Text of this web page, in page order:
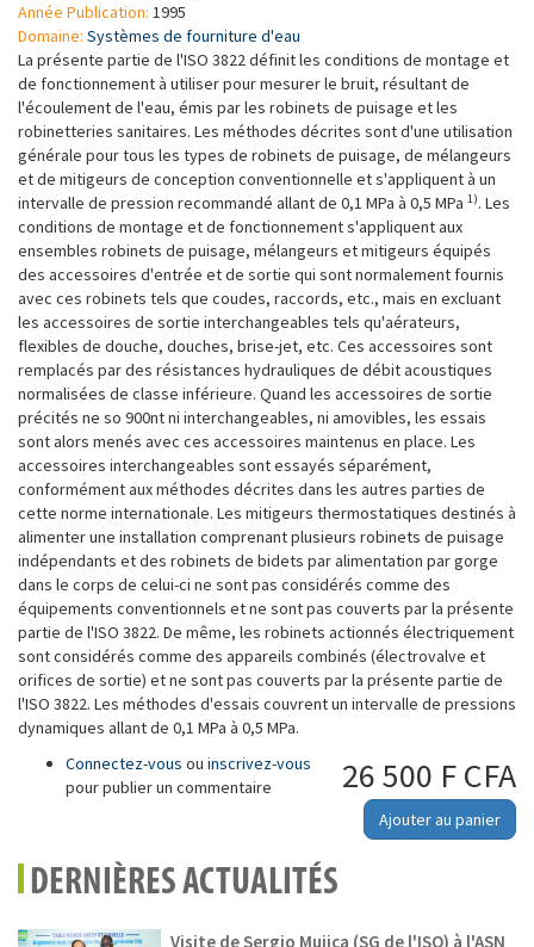
Année Publication: 1995
Domaine: Systèmes de fourniture d'eau
La présente partie de l'ISO 3822 définit les conditions de montage et
de fonctionnement à utiliser pour mesurer le bruit, résultant de
l'écoulement de l'eau, émis par les robinets de puisage et les
robinetteries sanitaires. Les méthodes décrites sont d'une utilisation
générale pour tous les types de robinets de puisage, de mélangeurs
et de mitigeurs de conception conventionnelle et s'appliquent à un
intervalle de pression recommandé allant de 0,1 MPa à 0,5 MPa 1). Les
conditions de montage et de fonctionnement s'appliquent aux
ensembles robinets de puisage, mélangeurs et mitigeurs équipés
des accessoires d'entrée et de sortie qui sont normalement fournis
avec ces robinets tels que coudes, raccords, etc., mais en excluant
les accessoires de sortie interchangeables tels qu'aérateurs,
flexibles de douche, douches, brise-jet, etc. Ces accessoires sont
remplacés par des résistances hydrauliques de débit acoustiques
normalisées de classe inférieure. Quand les accessoires de sortie
précités ne so 900nt ni interchangeables, ni amovibles, les essais
sont alors menés avec ces accessoires maintenus en place. Les
accessoires interchangeables sont essayés séparément,
conformément aux méthodes décrites dans les autres parties de
cette norme internationale. Les mitigeurs thermostatiques destinés à
alimenter une installation comprenant plusieurs robinets de puisage
indépendants et des robinets de bidets par alimentation par gorge
dans le corps de celui-ci ne sont pas considérés comme des
équipements conventionnels et ne sont pas couverts par la présente
partie de l'ISO 3822. De même, les robinets actionnés électriquement
sont considérés comme des appareils combinés (électrovalve et
orifices de sortie) et ne sont pas couverts par la présente partie de
l'ISO 3822. Les méthodes d'essais couvrent un intervalle de pressions
dynamiques allant de 0,1 MPa à 0,5 MPa.
26 500 F CFA
Ajouter au panier
Connectez-vous ou inscrivez-vous
pour publier un commentaire
DERNIÈRES ACTUALITÉS
Visite de Sergio Mujica (SG de l'ISO) à l'ASN